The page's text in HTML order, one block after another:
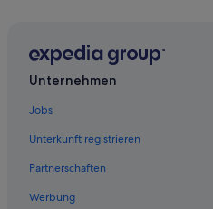
Naher Osten
Afrika
Top-Destinationen Abona
Mietwagen in Arona
Mietwagen in San Miguel de Abona
Mietwagen in Granadilla de Abona
Mietwagen in El Médano
Unternehmen
Jobs
Unterkunft registrieren
Partnerschaften
Werbung